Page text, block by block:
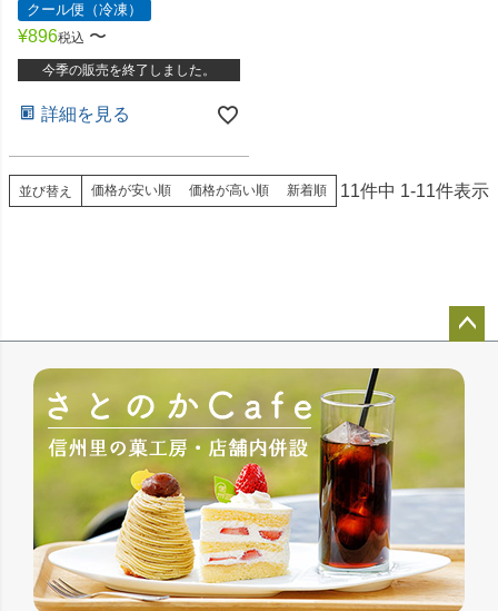
クール便（冷凍）
¥896税込 〜
今季の販売を終了しました。
詳細を見る
並び替え 価格が安い順 価格が高い順 新着順 11件中 1-11件表示
ジト